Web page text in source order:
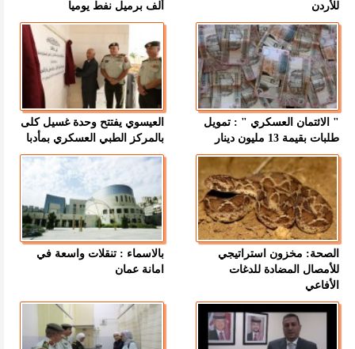
للأردن ألف برميل نفط يوميا
" الائتمان العسكري " : تمويل
طلبات بقيمة 13 مليون دينار
العيسوي يفتتح وحدة غسيل كلى
بالمركز الطبي العسكري بمأدبا
الصحة: مخزون استراتيجي
للأمصال المضادة للدغات
الأفاعي
بالاسماء : تنقلات واسعة في
امانة عمان